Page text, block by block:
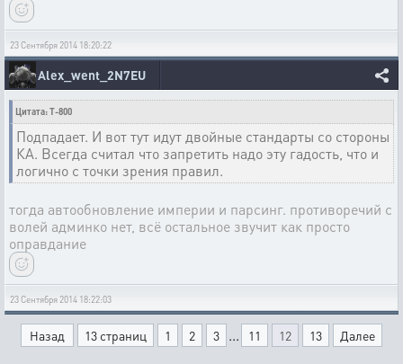
23 Сентября 2014 18:20:22
Alex_went_2N7EU
Цитата: T-800
Подпадает. И вот тут идут двойные стандарты со стороны
КА. Всегда считал что запретить надо эту гадость, что и
логично с точки зрения правил.
тогда автообновление империи и парсинг. противоречий с
волей админко нет, всё остальное звучит как просто
оправдание
23 Сентября 2014 18:22:03
Назад 13 страниц 1 2 3 ... 11 12 13 Далее